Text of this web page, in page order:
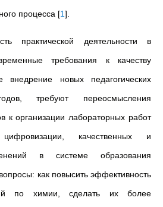
процесса [1]
практической деятельности в
требования к качеству
внедрение новых педагогических
требуют переосмысления
к организации лабораторных работ
качественных и
в системе образования
как повысить эффективность
по химии, сделать их более